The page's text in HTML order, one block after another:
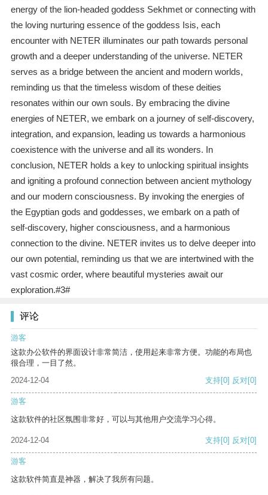
energy of the lion-headed goddess Sekhmet or connecting with
the loving nurturing essence of the goddess Isis, each
encounter with NETER illuminates our path towards personal
growth and a deeper understanding of the universe. NETER
serves as a bridge between the ancient and modern worlds,
reminding us that the timeless wisdom of these deities
resonates within our own souls. By embracing the divine
energies of NETER, we embark on a journey of self-discovery,
integration, and expansion, leading us towards a harmonious
coexistence with the universe and all its wonders. In
conclusion, NETER holds a key to unlocking spiritual insights
and igniting a profound connection between ancient mythology
and our modern consciousness. By invoking the energies of
the Egyptian gods and goddesses, we embark on a path of
self-discovery, higher consciousness, and a harmonious
connection to the divine. NETER invites us to delve deeper into
our own potential, reminding us that we are intertwined with the
vast cosmic order, where beautiful mysteries await our
exploration.#3#
评论
游客
这款办公软件的界面设计非常简洁，使用起来非常方便。功能的布局也
很合理，一目了然。
2024-12-04
支持[0] 反对[0]
游客
这款软件的社区氛围非常好，可以与其他用户交流学习心得。
2024-12-04 支持[0] 反对[0]
游客
这款软件简直是神器，解决了我所有问题。